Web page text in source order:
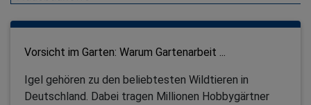
Vorsicht im Garten: Warum Gartenarbeit ...
Igel gehören zu den beliebtesten Wildtieren in
Deutschland. Dabei tragen Millionen Hobbygärtner